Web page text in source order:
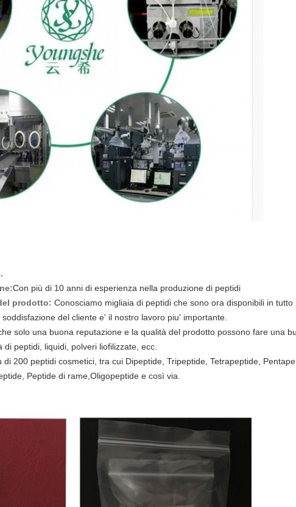
Con più di 10 anni di esperienza nella produzione di peptidi
prodotto: Conosciamo migliaia di peptidi che sono ora disponibili in
soddisfazione del cliente e' il nostro lavoro piu' importante.
solo una buona reputazione e la qualità del prodotto possono fare una
di peptidi, liquidi, polveri liofilizzate, ecc.
di 200 peptidi cosmetici, tra cui Dipeptide, Tripeptide, Tetrapeptide,
Peptide di rame,Oligopeptide e così via.